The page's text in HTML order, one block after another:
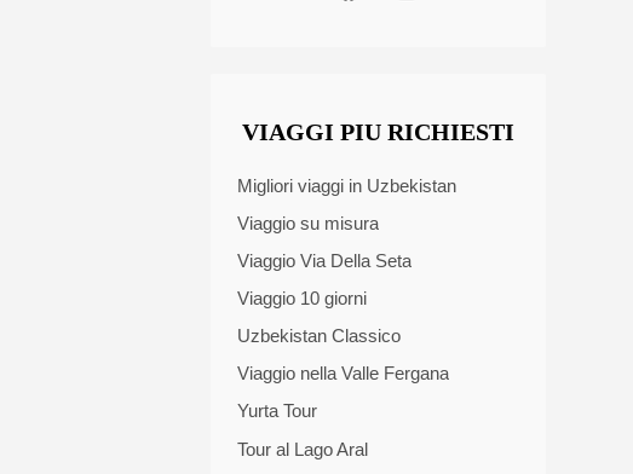
VIAGGI PIU RICHIESTI
Migliori viaggi in Uzbekistan
Viaggio su misura
Viaggio Via Della Seta
Viaggio 10 giorni
Uzbekistan Classico
Viaggio nella Valle Fergana
Yurta Tour
Tour al Lago Aral